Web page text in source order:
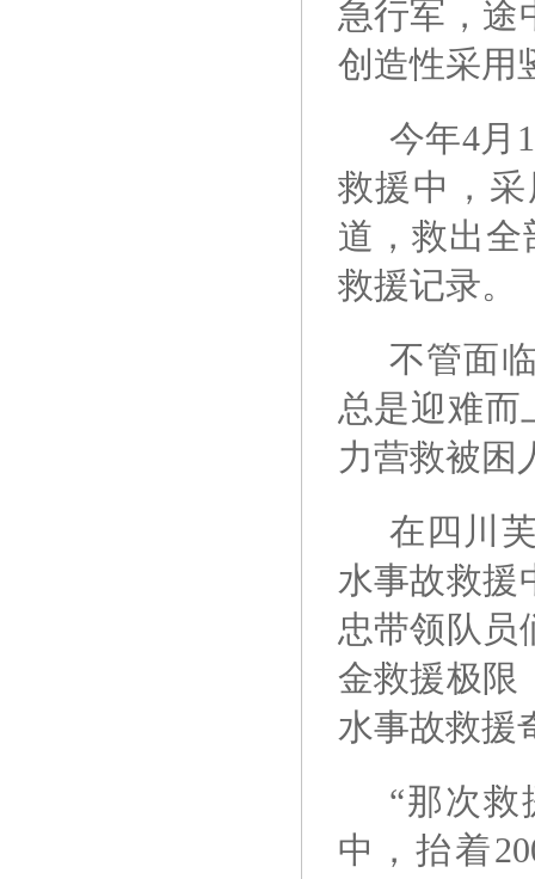
急行军，途
创造性采用
今年4月
救援中，
道，救出
救援记录。
不管面
总是迎难而
力营救被困
在四川
水事故救援
忠带领队员
金救援极限
水事故救援
“那次
中，抬着